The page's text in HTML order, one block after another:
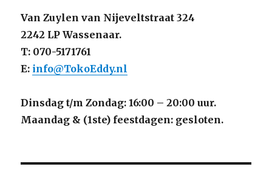
Van Zuylen van Nijeveltstraat 324
2242 LP Wassenaar.
T: 070-5171761
E: info@TokoEddy.nl
Dinsdag t/m Zondag: 16:00 – 20:00 uur.
Maandag & (1ste) feestdagen: gesloten.